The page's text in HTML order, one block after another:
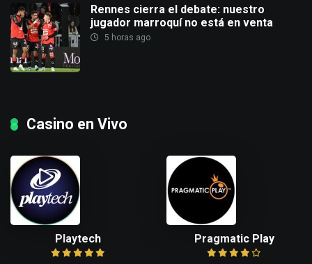
Rennes cierra el debate: nuestro
jugador marroquí no está en venta
5 horas ago
Casino en Vivo
Playtech Pragmatic Play